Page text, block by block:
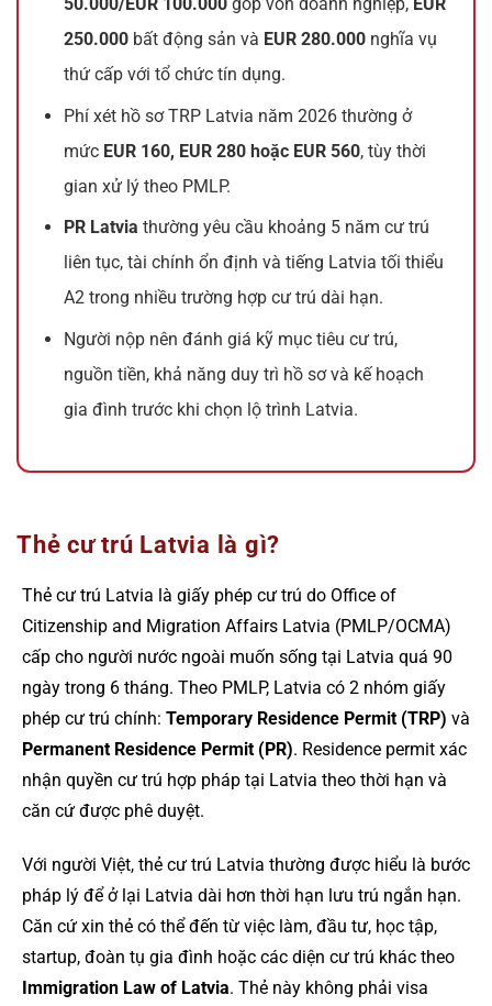
250.000 bất động sản và EUR 280.000 nghĩa vụ
thứ cấp với tổ chức tín dụng.
Phí xét hồ sơ TRP Latvia năm 2026 thường ở
mức EUR 160, EUR 280 hoặc EUR 560, tùy thời
gian xử lý theo PMLP.
PR Latvia thường yêu cầu khoảng 5 năm cư trú
liên tục, tài chính ổn định và tiếng Latvia tối thiểu
A2 trong nhiều trường hợp cư trú dài hạn.
Người nộp nên đánh giá kỹ mục tiêu cư trú,
nguồn tiền, khả năng duy trì hồ sơ và kế hoạch
gia đình trước khi chọn lộ trình Latvia.
Thẻ cư trú Latvia là gì?
Thẻ cư trú Latvia là giấy phép cư trú do Office of
Citizenship and Migration Affairs Latvia (PMLP/OCMA)
cấp cho người nước ngoài muốn sống tại Latvia quá 90
ngày trong 6 tháng. Theo PMLP, Latvia có 2 nhóm giấy
phép cư trú chính: Temporary Residence Permit (TRP) và
Permanent Residence Permit (PR). Residence permit xác
nhận quyền cư trú hợp pháp tại Latvia theo thời hạn và
căn cứ được phê duyệt.
Với người Việt, thẻ cư trú Latvia thường được hiểu là bước
pháp lý để ở lại Latvia dài hơn thời hạn lưu trú ngắn hạn.
Căn cứ xin thẻ có thể đến từ việc làm, đầu tư, học tập,
startup, đoàn tụ gia đình hoặc các diện cư trú khác theo
Immigration Law of Latvia. Thẻ này không phải visa